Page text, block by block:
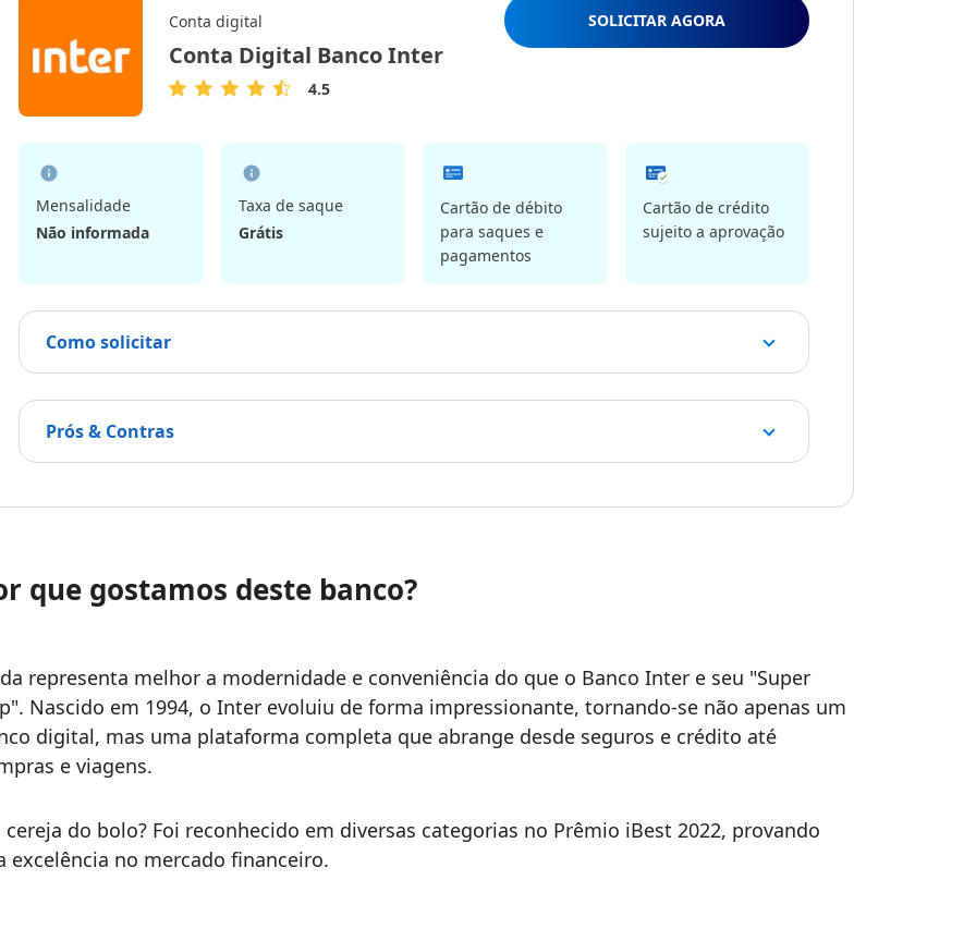
Conta digital
Conta Digital Banco Inter
4.5
4.5
SOLICITAR AGORA
Mensalidade
Não informada
Taxa de saque
Grátis
Cartão de débito
para saques e
pagamentos
Cartão de crédito
sujeito a aprovação
Como solicitar
Prós & Contras
que gostamos deste banco?
representa melhor a modernidade e conveniência do que o Banco Inter e seu "Super
Nascido em 1994, o Inter evoluiu de forma impressionante, tornando-se não apenas um
digital, mas uma plataforma completa que abrange desde seguros e crédito até
e viagens.
cereja do bolo? Foi reconhecido em diversas categorias no Prêmio iBest 2022, provando
excelência no mercado financeiro.